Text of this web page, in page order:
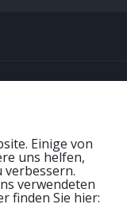
Einige von
uns helfen,
verbessern.
verwendeten
finden Sie hier: